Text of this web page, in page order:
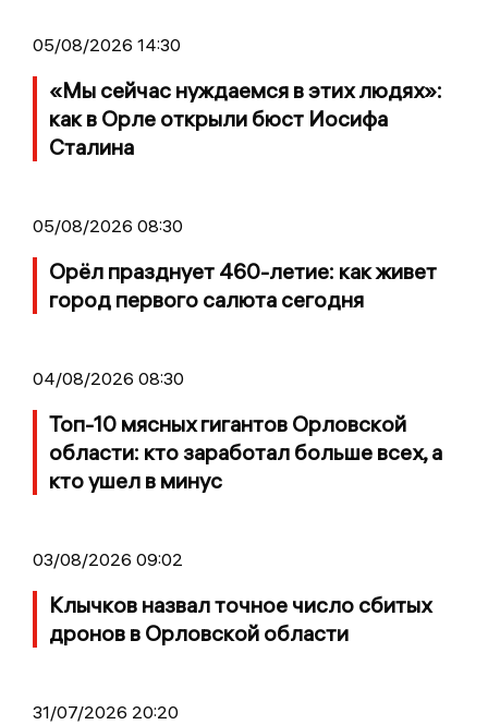
05/08/2026 14:30
«Мы сейчас нуждаемся в этих людях»:
как в Орле открыли бюст Иосифа
Сталина
05/08/2026 08:30
Орёл празднует 460-летие: как живет
город первого салюта сегодня
04/08/2026 08:30
Топ-10 мясных гигантов Орловской
области: кто заработал больше всех, а
кто ушел в минус
03/08/2026 09:02
Клычков назвал точное число сбитых
дронов в Орловской области
31/07/2026 20:20